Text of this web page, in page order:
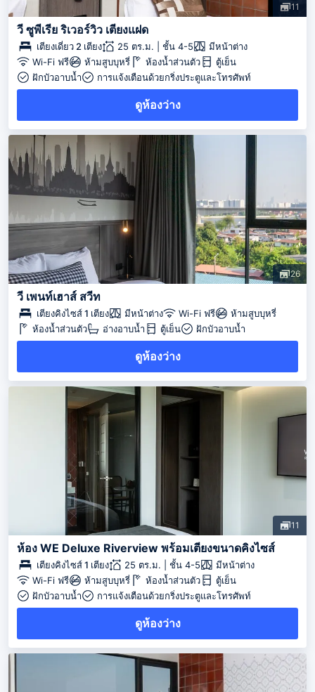
11
วี ซูพีเรีย ริเวอร์วิว เตียงแฝด
เตียงเดี่ยว 2 เตียง 25 ตร.ม. | ชั้น 4-5
มีหน้าต่าง
Wi-Fi ฟรี
ห้ามสูบบุหรี่ ห้องน้ำส่วนตัว
ตู้เย็น
ฝักบัวอาบน้ำ
การแจ้งเตือนด้วยกริ่งประตูและโทรศัพท์
ดูห้องว่าง
26
วี เพนท์เฮาส์ สวีท
เตียงคิงไซส์ 1 เตียง มีหน้าต่าง Wi-Fi ฟรี
ห้ามสูบบุหรี่
ห้องน้ำส่วนตัว
อ่างอาบน้ำ ตู้เย็น ฝักบัวอาบน้ำ
ดูห้องว่าง
11
ห้อง WE Deluxe Riverview พร้อมเตียงขนาดคิงไซส์
เตียงคิงไซส์ 1 เตียง 25 ตร.ม. | ชั้น 4-5
มีหน้าต่าง
Wi-Fi ฟรี
ห้ามสูบบุหรี่ ห้องน้ำส่วนตัว
ตู้เย็น
ฝักบัวอาบน้ำ
การแจ้งเตือนด้วยกริ่งประตูและโทรศัพท์
ดูห้องว่าง